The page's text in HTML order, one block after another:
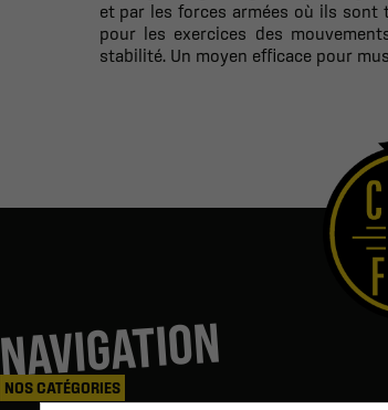
et par les forces armées où ils sont
pour les exercices des
stabilité. Un moyen efficace pour
NAVIGATION
NOS CATÉGORIES